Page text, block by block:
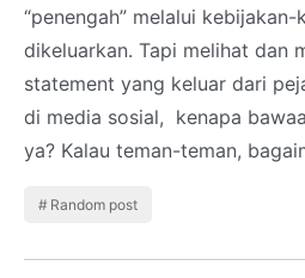
“penengah” melalui
dikeluarkan. Tapi melihat dan
statement yang keluar dari
di media sosial, kenapa
ya? Kalau teman-teman,
Random post